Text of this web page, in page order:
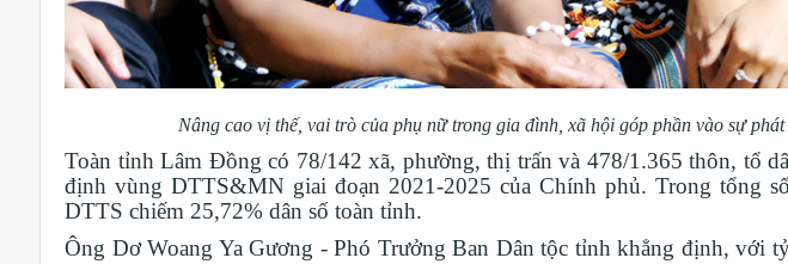
Nâng cao vị thế, vai trò của phụ nữ trong gia đình, xã hội góp phần vào sự
Toàn tỉnh Lâm Đồng có 78/142 xã, phường, thị trấn và 478/1.365 thôn, tổ
định vùng DTTS&MN giai đoạn 2021-2025 của Chính phủ. Trong tổng
DTTS chiếm 25,72% dân số toàn tỉnh.
Ông Dơ Woang Ya Gương - Phó Trưởng Ban Dân tộc tỉnh khẳng định, với